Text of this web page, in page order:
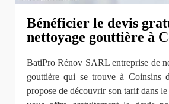
Bénéficier le devis
nettoyage gouttière à
BatiPro Rénov SARL entreprise de
gouttière qui se trouve à Coinsins
propose de découvrir son tarif dans